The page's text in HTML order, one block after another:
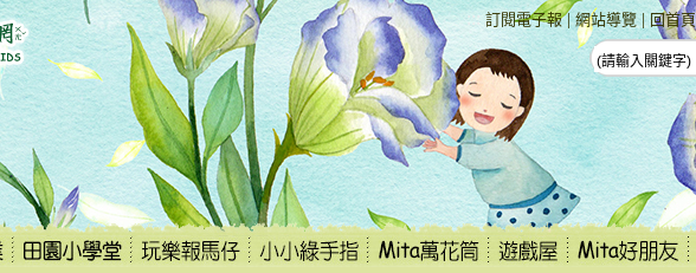
::: 訂閱電子報 |網站導覽 |回首頁